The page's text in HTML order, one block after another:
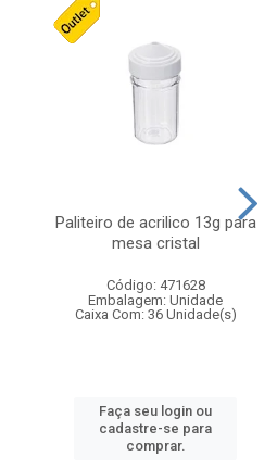
Paliteiro de acrilico 13g para
mesa cristal
Código: 471628
Embalagem: Unidade
Caixa Com: 36 Unidade(s)
Faça seu login ou
cadastre-se para
comprar.